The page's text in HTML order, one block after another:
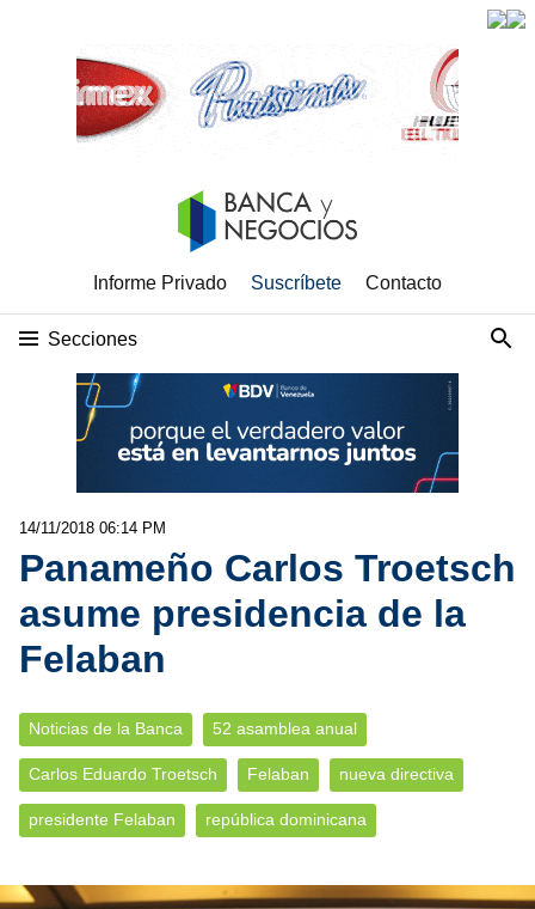
Informe Privado Suscríbete Contacto
Secciones
14/11/2018 06:14 PM
Panameño Carlos Troetsch
asume presidencia de la
Felaban
Noticias de la Banca 52 asamblea anual
Carlos Eduardo Troetsch Felaban nueva directiva
presidente Felaban república dominicana